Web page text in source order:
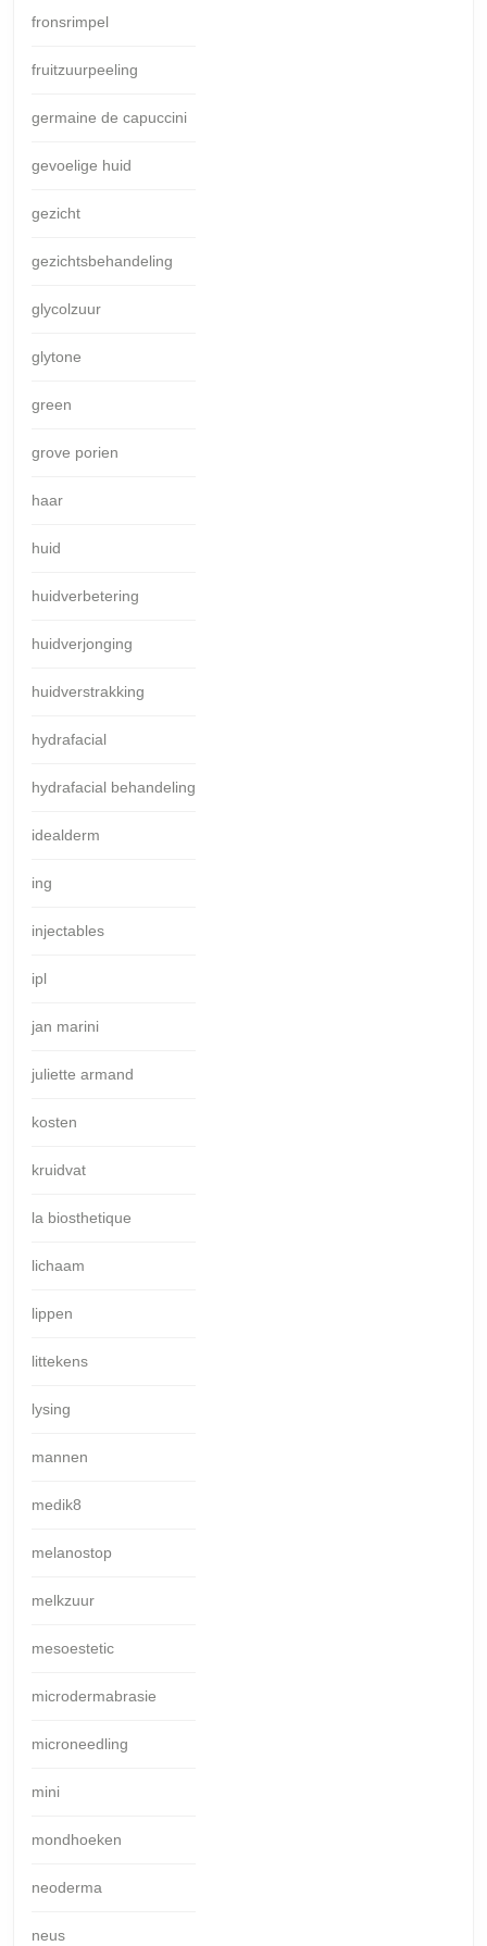
fronsrimpel
fruitzuurpeeling
germaine de capuccini
gevoelige huid
gezicht
gezichtsbehandeling
glycolzuur
glytone
green
grove porien
haar
huid
huidverbetering
huidverjonging
huidverstrakking
hydrafacial
hydrafacial behandeling
idealderm
ing
injectables
ipl
jan marini
juliette armand
kosten
kruidvat
la biosthetique
lichaam
lippen
littekens
lysing
mannen
medik8
melanostop
melkzuur
mesoestetic
microdermabrasie
microneedling
mini
mondhoeken
neoderma
neus